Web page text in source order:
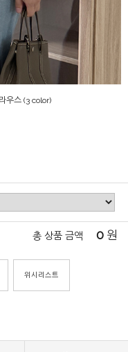
우스 (3 color)
총 상품 금액 0 원
위시리스트